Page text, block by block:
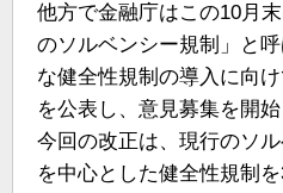
他方で金融庁はこの10月
のソルベンシー規制」と
な健全性規制の導入に向
を公表し、意見募集を開始
今回の改正は、現行のソ
を中心とした健全性規制